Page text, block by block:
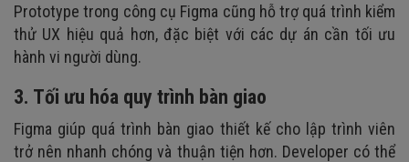
Prototype trong công cụ Figma cũng hỗ trợ quá trình kiểm
thử UX hiệu quả hơn, đặc biệt với các dự án cần tối ưu
hành vi người dùng.
3. Tối ưu hóa quy trình bàn giao
Figma giúp quá trình bàn giao thiết kế cho lập trình viên
trở nên nhanh chóng và thuận tiện hơn. Developer có thể